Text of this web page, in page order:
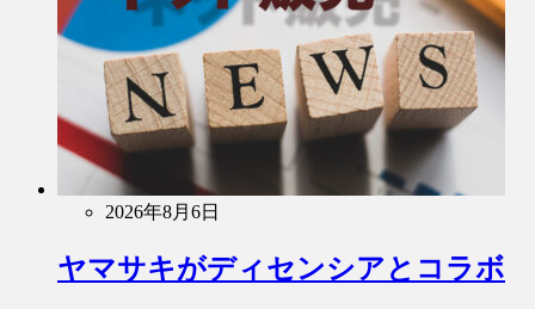
2026年8月6日
ヤマサキがディセンシアとコラボ